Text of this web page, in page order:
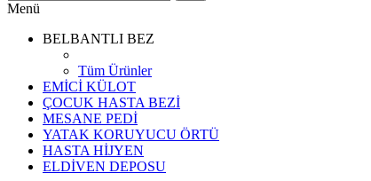
Menü
BELBANTLI BEZ
Tüm Ürünler
EMİCİ KÜLOT
ÇOCUK HASTA BEZİ
MESANE PEDİ
YATAK KORUYUCU ÖRTÜ
HASTA HİJYEN
ELDİVEN DEPOSU